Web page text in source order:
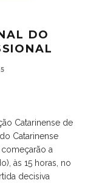
DO
Catarinense de
Catarinense
a
às 15 horas, no
decisiva